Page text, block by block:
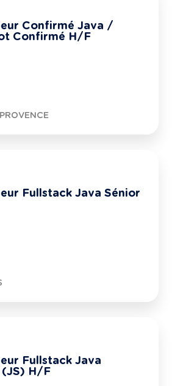
Confirmé Java /
Confirmé H/F
Fullstack Java Sénior
Fullstack Java
H/F